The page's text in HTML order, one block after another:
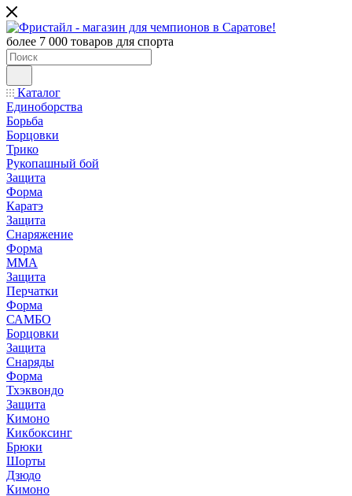
более 7 000 товаров для спорта
Каталог
Единоборства
Борьба
Борцовки
Трико
Рукопашный бой
Защита
Форма
Каратэ
Защита
Снаряжение
Форма
ММА
Защита
Перчатки
Форма
САМБО
Борцовки
Защита
Снаряды
Форма
Тхэквондо
Защита
Кимоно
Кикбоксинг
Брюки
Шорты
Дзюдо
Кимоно